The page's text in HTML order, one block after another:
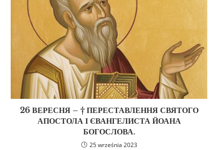
26 ВЕРЕСНЯ – † ПЕРЕСТАВЛЕННЯ СВЯТОГО
АПОСТОЛА І ЄВАНГЕЛИСТА ЙОАНА
БОГОСЛОВА.
25 września 2023